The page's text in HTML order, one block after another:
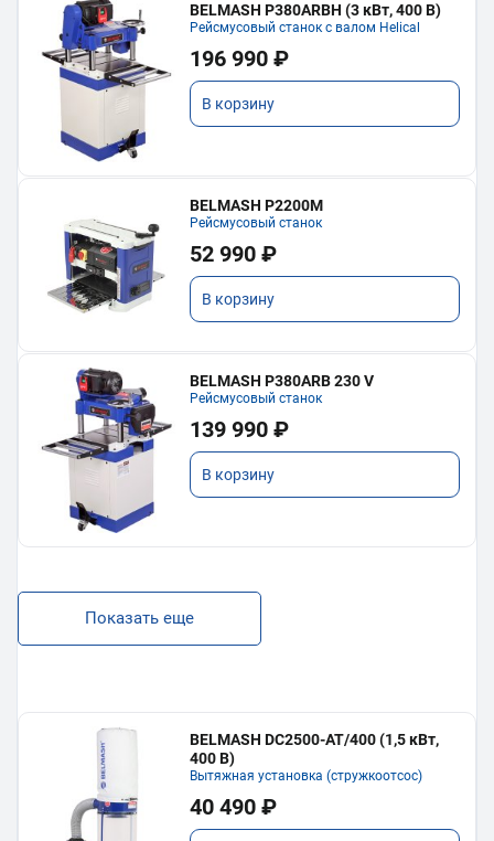
BELMASH P380ARBH (3 кВт, 400 В)
Рейсмусовый станок с валом Helical
196 990 ₽
В корзину
BELMASH P2200M
Рейсмусовый станок
52 990 ₽
В корзину
BELMASH P380ARB 230 V
Рейсмусовый станок
139 990 ₽
В корзину
Показать еще
BELMASH DC2500-AT/400 (1,5 кВт,
400 В)
Вытяжная установка (стружкоотсос)
40 490 ₽